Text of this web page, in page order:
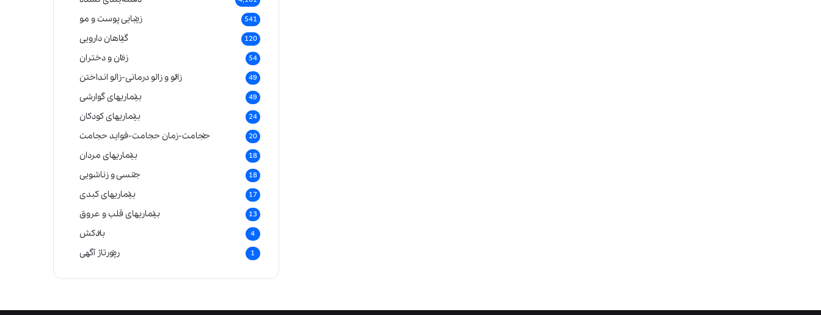
زیبایی پوست و مو 541
گیاهان دارویی 120
زنان و دختران 54
زالو و زالو درمانی-زالو انداختن 49
بیماریهای گوارشی 49
بیماریهای کودکان 24
حجامت-زمان حجامت-فواید حجامت 20
بیماریهای مردان 18
جنسی و زناشویی 18
بیماریهای کبدی 17
بیماریهای قلب و عروق 13
بادکش 4
رپورتاژ آگهی 1